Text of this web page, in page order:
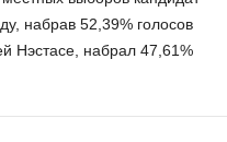
набрав 52,39% голосов
Нэстасе, набрал 47,61%